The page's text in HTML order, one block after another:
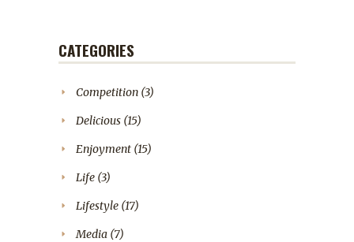
CATEGORIES
Competition (3)
Delicious (15)
Enjoyment (15)
Life (3)
Lifestyle (17)
Media (7)